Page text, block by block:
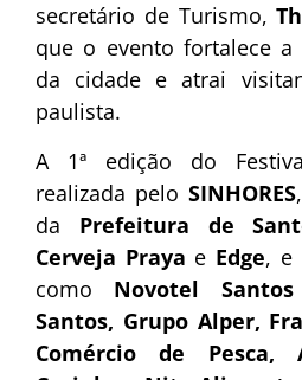
secretário de Turismo,
que o evento fortalece
da cidade e atrai
paulista.
A 1ª edição do
realizada pelo SINHORES
da Prefeitura de
Cerveja Praya e Edge, e
como Novotel
Santos, Grupo Alper,
Comércio de Pesca,